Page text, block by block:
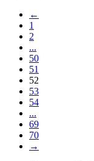
←
1
2
...
50
51
52
53
54
...
69
70
→